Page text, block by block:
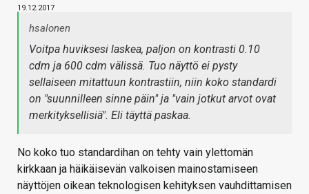
19.12.2017
hsalonen
Voitpa huviksesi laskea, paljon on kontrasti 0.10
cdm ja 600 cdm välissä. Tuo näyttö ei pysty
sellaiseen mitattuun kontrastiin, niin koko standardi
on "suunnilleen sinne päin" ja "vain jotkut arvot ovat
merkityksellisiä". Eli täyttä paskaa.
No koko tuo standardihan on tehty vain ylettomän
kirkkaan ja häikäisevän valkoisen mainostamiseen
näyttöjen oikean teknologisen kehityksen vauhdittamisen